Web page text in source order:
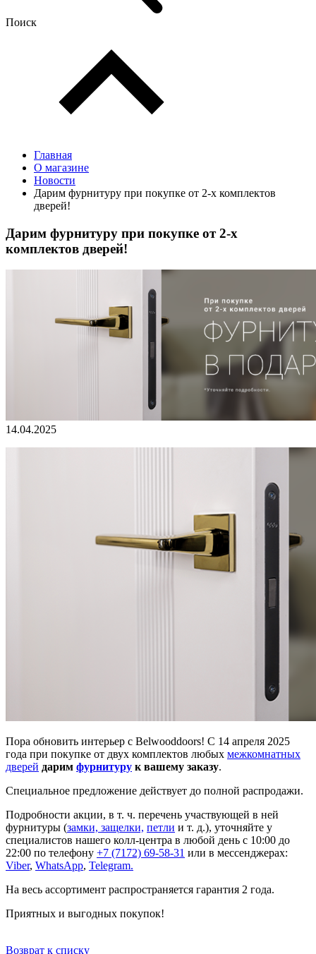
Поиск
Главная
О магазине
Новости
Дарим фурнитуру при покупке от 2-х комплектов
дверей!
Дарим фурнитуру при покупке от 2-х
комплектов дверей!
14.04.2025
Пора обновить интерьер с Belwooddoors! С 14 апреля 2025
года при покупке от двух комплектов любых межкомнатных
дверей дарим фурнитуру к вашему заказу.
Специальное предложение действует до полной распродажи.
Подробности акции, в т. ч. перечень участвующей в ней
фурнитуры (замки, защелки, петли и т. д.), уточняйте у
специалистов нашего колл-центра в любой день с 10:00 до
22:00 по телефону +7 (7172) 69-58-31 или в мессенджерах:
Viber, WhatsApp, Telegram.
На весь ассортимент распространяется гарантия 2 года.
Приятных и выгодных покупок!
Возврат к списку